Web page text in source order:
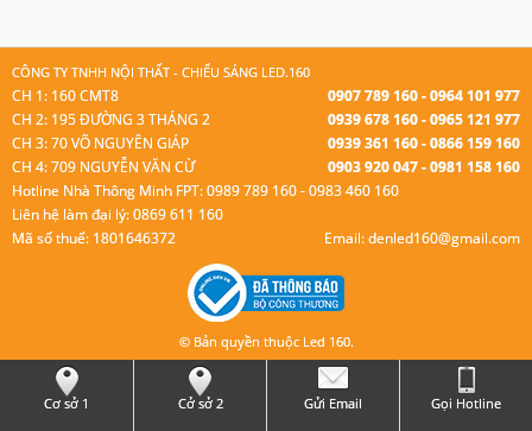
CÔNG TY TNHH NỘI THẤT - CHIẾU SÁNG LED.160
CH 1: 160 CMT8
0907 789 160 - 0964 101 977
CH 2: 195 ĐƯỜNG 3 THÁNG 2
0939 678 160 - 0965 121 977
CH 3: 70 VÕ NGUYÊN GIÁP
0939 361 160 - 0866 159 160
CH 4: 709 NGUYỄN VĂN CỪ
0903 920 047 - 0981 158 160
Hotline Nhà Thông Minh FPT: 0989 789 160 - 0983 460 160
Liên hệ làm đại lý: 0869 611 160
Mã số thuế: 1801646372
Email: denled160@gmail.com
© Bản quyền thuộc Led 160.
Cơ sở 1 Cở sở 2 Gửi Email Gọi Hotline